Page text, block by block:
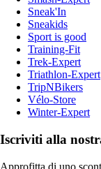
Sneak'In
Sneakids
Sport is good
Training-Fit
Trek-Expert
Triathlon-Expert
TripNBikers
Vélo-Store
Winter-Expert
Iscriviti alla
Approfitta di uno